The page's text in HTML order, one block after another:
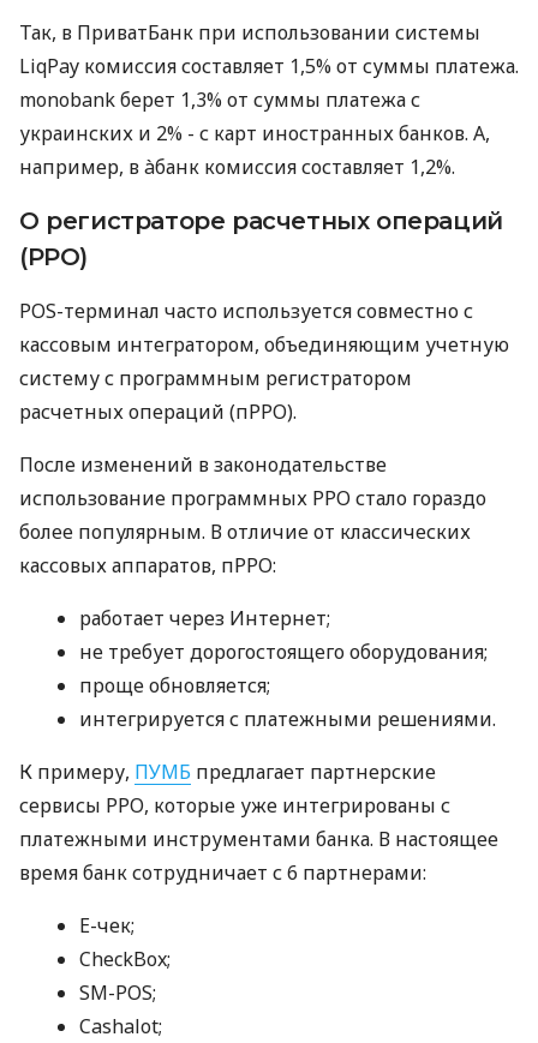
Так, в ПриватБанк при использовании системы
LiqPay комиссия составляет 1,5% от суммы платежа.
monobank берет 1,3% от суммы платежа с
украинских и 2% - с карт иностранных банков. А,
например, в àбанк комиссия составляет 1,2%.
О регистраторе расчетных операций
(РРО)
POS-терминал часто используется совместно с
кассовым интегратором, объединяющим учетную
систему с программным регистратором
расчетных операций (пРРО).
После изменений в законодательстве
использование программных РРО стало гораздо
более популярным. В отличие от классических
кассовых аппаратов, пРРО:
работает через Интернет;
не требует дорогостоящего оборудования;
проще обновляется;
интегрируется с платежными решениями.
К примеру, ПУМБ предлагает партнерские
сервисы РРО, которые уже интегрированы с
платежными инструментами банка. В настоящее
время банк сотрудничает с 6 партнерами:
E-чек;
CheckBox;
SM-POS;
Cashalot;